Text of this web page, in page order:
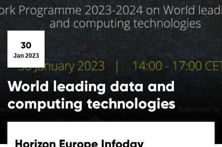
30
Jan 2023
World leading data and
computing technologies
Horizon Europe Infoday